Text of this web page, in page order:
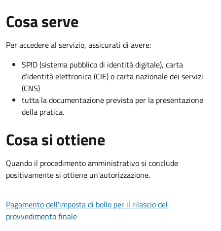
Cosa serve
Per accedere al servizio, assicurati di avere:
SPID (sistema pubblico di identità digitale), carta
d’identità elettronica (CIE) o carta nazionale dei servizi
(CNS)
tutta la documentazione prevista per la presentazione
della pratica.
Cosa si ottiene
Quando il procedimento amministrativo si conclude
positivamente si ottiene un'autorizzazione.
Pagamento dell'imposta di bollo per il rilascio del
provvedimento finale